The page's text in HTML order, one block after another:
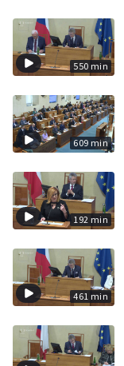
550 min
609 min
192 min
461 min